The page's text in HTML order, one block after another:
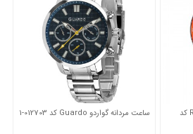
ساعت مردانه روتاری ROTARY کد
ساعت مردانه گواردو Guardo کد 012703-1